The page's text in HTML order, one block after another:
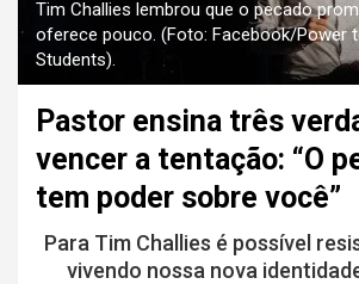
Tim Challies lembrou que o pecado
oferece pouco. (Foto: Facebook/Power
Students).
Pastor ensina três
vencer a tentação: “O
tem poder sobre você”
Para Tim Challies é possível
vivendo nossa nova